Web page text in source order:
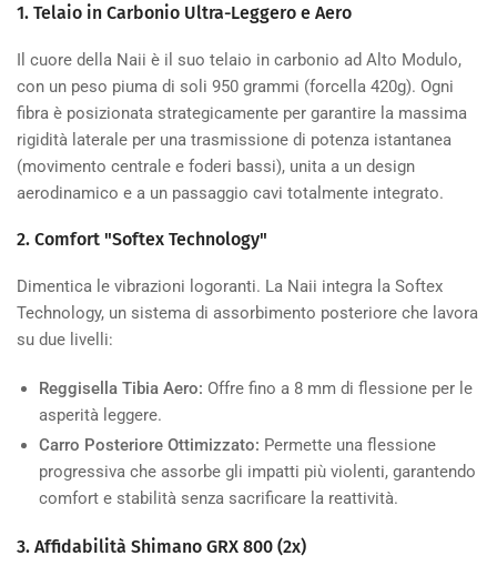
1. Telaio in Carbonio Ultra-Leggero e Aero
Il cuore della Naii è il suo telaio in carbonio ad Alto Modulo,
con un peso piuma di soli 950 grammi (forcella 420g). Ogni
fibra è posizionata strategicamente per garantire la massima
rigidità laterale per una trasmissione di potenza istantanea
(movimento centrale e foderi bassi), unita a un design
aerodinamico e a un passaggio cavi totalmente integrato.
2. Comfort "Softex Technology"
Dimentica le vibrazioni logoranti. La Naii integra la Softex
Technology, un sistema di assorbimento posteriore che lavora
su due livelli:
Reggisella Tibia Aero: Offre fino a 8 mm di flessione per le
asperità leggere.
Carro Posteriore Ottimizzato: Permette una flessione
progressiva che assorbe gli impatti più violenti, garantendo
comfort e stabilità senza sacrificare la reattività.
3. Affidabilità Shimano GRX 800 (2x)